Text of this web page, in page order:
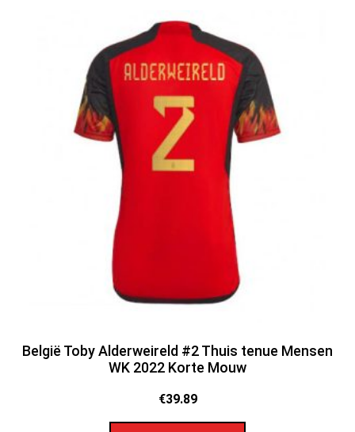
België Toby Alderweireld #2 Thuis tenue Mensen
WK 2022 Korte Mouw
€39.89